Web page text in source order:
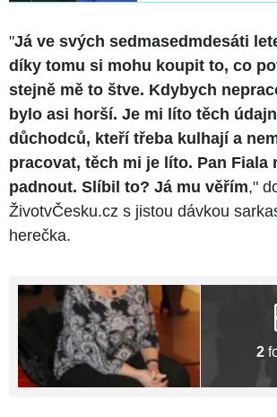
"Já ve svých sedmasedmdesáti
díky tomu si mohu koupit to, co
stejně mě to štve. Kdybych
bylo asi horší. Je mi líto těch
důchodců, kteří třeba kulhají a
pracovat, těch mi je líto. Pan Fiala
padnout. Slíbil to? Já mu věřím,"
ŽivotvČesku.cz s jistou dávkou
herečka.
2